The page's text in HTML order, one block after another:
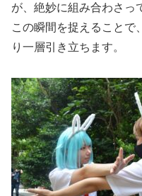
が、絶妙に組み合わさっ
この瞬間を捉えることで
り一層引き立ちます。